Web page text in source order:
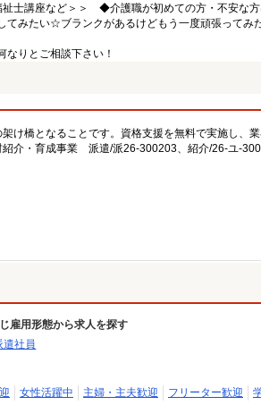
祉士講座など＞＞ ◆介護職が初めての方・不安な
てみたい☆ブランクがあるけどもう一度頑張ってみ
りとご相談下さい！
け橋となることです。資格支援を無料で実施し、
紹介・育成事業 派遣/派26-300203、紹介/26-ユ-
雇用形態から求人を探す
遣社員
女性活躍中 主婦・主夫歓迎 フリーター歓迎